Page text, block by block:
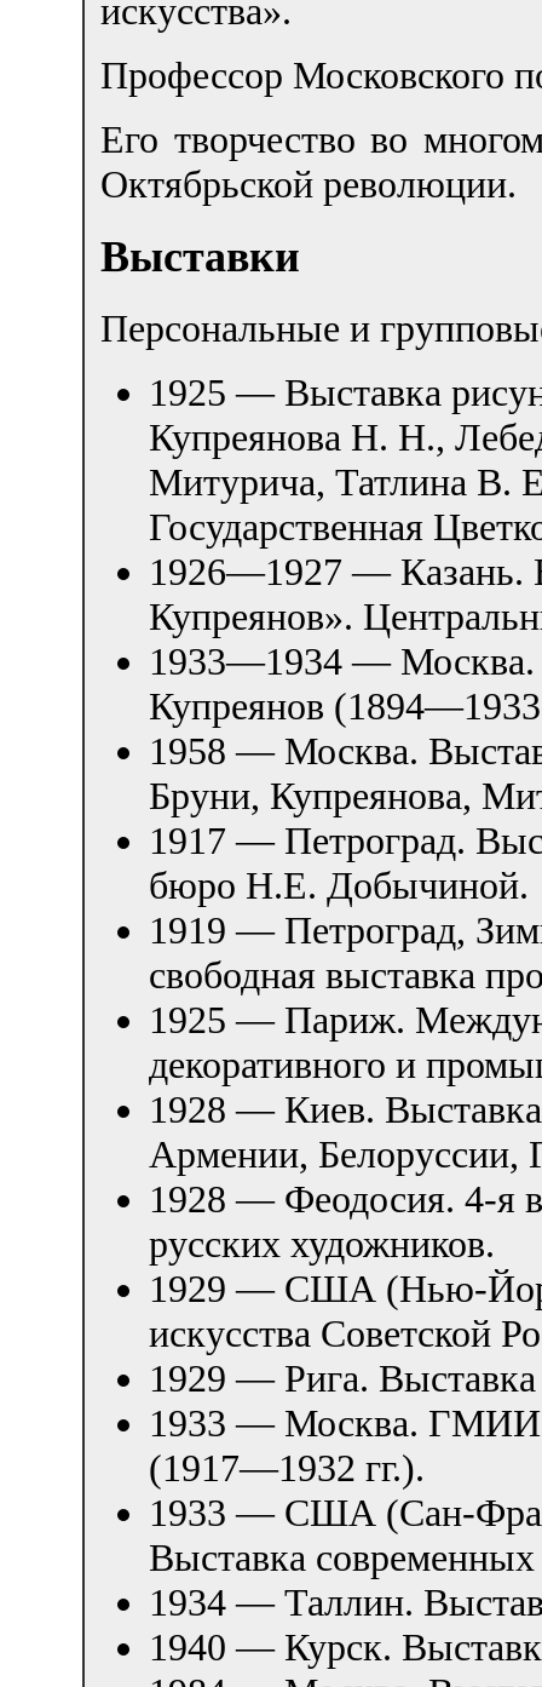
искусства».
Профессор Московского
Его творчество во
Октябрьской революции.
Выставки
Персональные и
1925 — Выставка
Купреянова Н. Н.,
Митурича, Татлина
Государственная
1926—1927 — Казань.
Купреянов».
1933—1934 — Москва.
Купреянов
1958 — Москва.
Бруни, Купреянова,
1917 — Петроград.
бюро Н.Е. Добычиной.
1919 — Петроград,
свободная выставка
1925 — Париж.
декоративного и
1928 — Киев.
Армении, Белоруссии,
1928 — Феодосия. 4-я
русских художников.
1929 — США (Нью-
искусства Советской
1929 — Рига. Выставка
1933 — Москва. ГМИИ
(1917—1932 гг.).
1933 — США (Сан-
Выставка
1934 — Таллин.
1940 — Курск.